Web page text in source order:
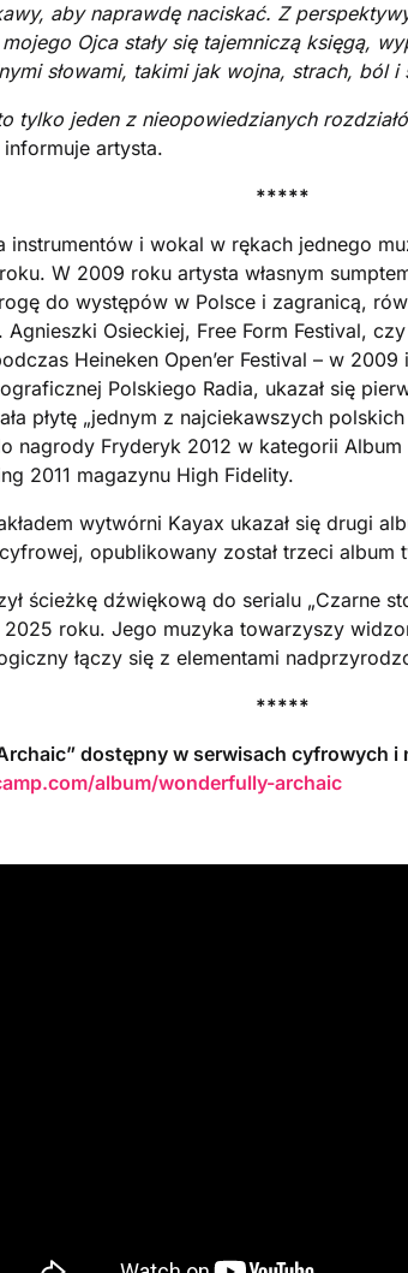
aby naprawdę naciskać. Z
Ojca stały się tajemniczą księgą,
słowami, takimi jak wojna, strach, ból i
tylko jeden z nieopowiedzianych
informuje artysta.
*****
instrumentów i wokal w rękach jednego
W 2009 roku artysta własnym
do występów w Polsce i zagranicą,
Osieckiej, Free Form Festival,
Heineken Open’er Festival – w 2009
Polskiego Radia, ukazał się
płytę „jednym z najciekawszych
nagrody Fryderyk 2012 w kategorii
2011 magazynu High Fidelity.
wytwórni Kayax ukazał się drugi
opublikowany został trzeci album
ścieżkę dźwiękową do serialu „Czarne
roku. Jego muzyka towarzyszy
łączy się z elementami
*****
dostępny w serwisach cyfrowych i
album/wonderfully-archaic